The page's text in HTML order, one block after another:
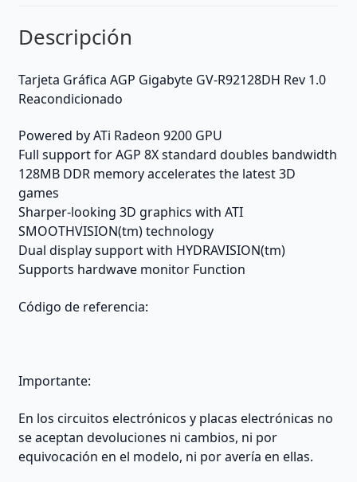
extraído
PC
sobremesa
Descripción
Tarjeta Gráfica AGP Gigabyte GV-R92128DH Rev 1.0
Reacondicionado
Powered by ATi Radeon 9200 GPU
Full support for AGP 8X standard doubles bandwidth
128MB DDR memory accelerates the latest 3D
games
Sharper-looking 3D graphics with ATI
SMOOTHVISION(tm) technology
Dual display support with HYDRAVISION(tm)
Supports hardwave monitor Function
Código de referencia:
Importante:
En los circuitos electrónicos y placas electrónicas no
se aceptan devoluciones ni cambios, ni por
equivocación en el modelo, ni por avería en ellas.